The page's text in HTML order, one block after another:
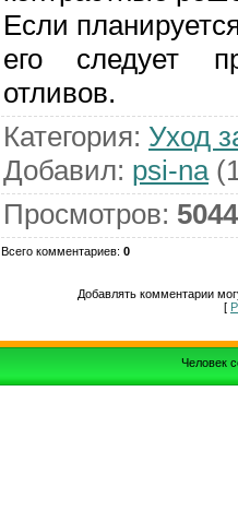
Если
его следует
отливов.
Категория: Уход
Добавил: psi-na
Просмотров: 5044
Всего комментариев: 0
Добавлять комментарии
[
Человек